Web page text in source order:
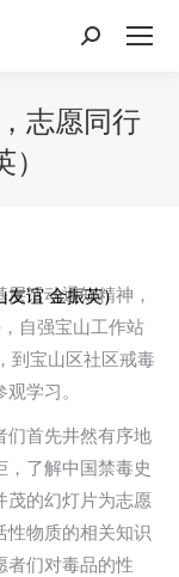
搜
志愿同行
友谊 金振英）
活动通知精神，
自强宝山工作站
到宝山区社区戒毒
学习。
们首先井然有序地
了解中国禁毒史
茂的幻灯片为志愿
性物质的相关知识
者们对毒品的性